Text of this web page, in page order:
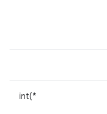
int(*